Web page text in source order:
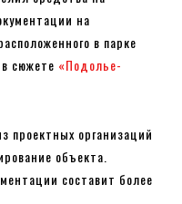
на
в парке
сюжете «Подолье-
проектных организаций
объекта.
составит более